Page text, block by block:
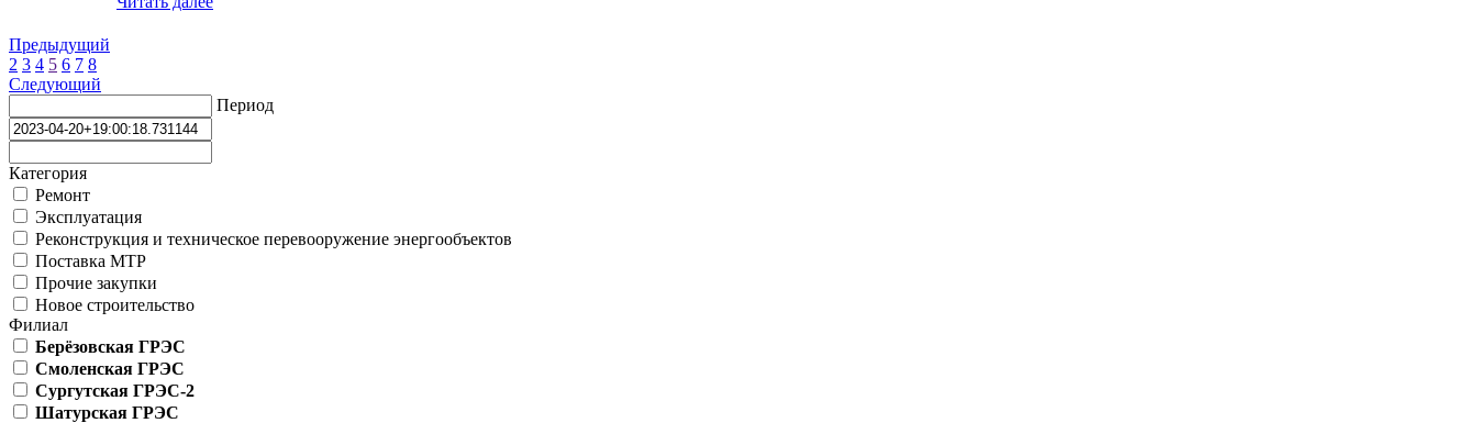
Предыдущий
2 3 4 5 6 7 8
Следующий
Период
Категория
Ремонт
Эксплуатация
Реконструкция и техническое перевооружение энергообъектов
Поставка МТР
Прочие закупки
Новое строительство
Филиал
Берёзовская ГРЭС
Смоленская ГРЭС
Сургутская ГРЭС-2
Шатурская ГРЭС